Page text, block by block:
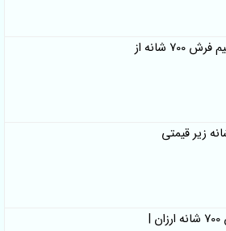
خرید مستقیم فرش 700 شانه از
قیمت فرش 700 شانه ارزان |